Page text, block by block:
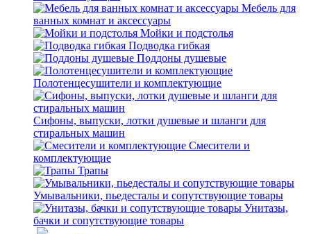
Мебель для
ванных комнат и аксессуары
Мойки и подстолья
Подводка гибкая
Поддоны душевые
Полотенцесушители и комплектующие
Сифоны, выпуски, лотки душевые и шланги для
стиральных машин
Смесители и
комплектующие
Трапы
Умывальники, пьедесталы и сопутствующие товары
Унитазы,
бачки и сопутствующие товары